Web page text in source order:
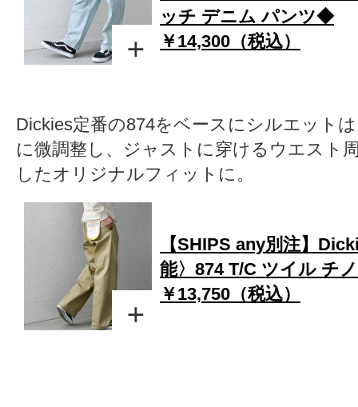
ッチ デニム パンツ◆
￥14,300（税込）
Dickies定番の874をベースにシルエット
に微調整し、ジャストに穿けるウエスト
したオリジナルフィットに。
【SHIPS any別注】
能〉874 T/C ツイル チ
￥13,750（税込）